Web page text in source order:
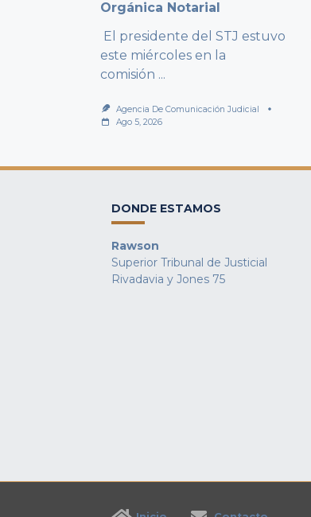
Orgánica Notarial
El presidente del STJ estuvo
este miércoles en la
comisión ...
Agencia De Comunicación Judicial
Ago 5, 2026
DONDE ESTAMOS
Rawson
Superior Tribunal de Justicial
Rivadavia y Jones 75